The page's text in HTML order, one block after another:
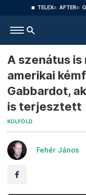
TELEX AFTER
A szenátus
amerikai
Gabbardot,
is terjesztett
KÜLFÖLD
Fehér János